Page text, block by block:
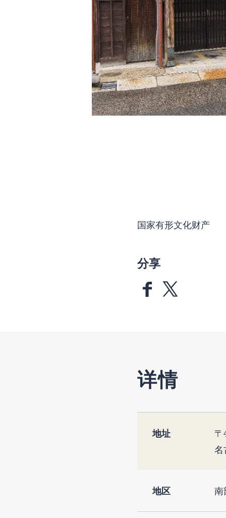
国家有形文化财产
分享
详情
地址
名
地区 南